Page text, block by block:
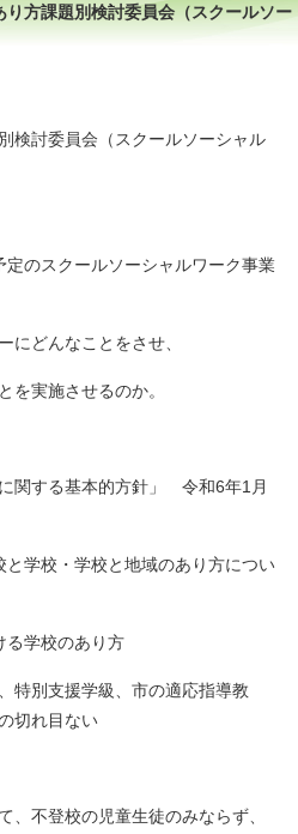
方課題別検討委員会（スクールソー
検討委員会（スクールソーシャル
のスクールソーシャルワーク事業
どんなことをさせ、
実施させるのか。
関する基本的方針」 令和6年1月
学校・学校と地域のあり方につい
学校のあり方
支援学級、市の適応指導教
切れ目ない
登校の児童生徒のみならず、